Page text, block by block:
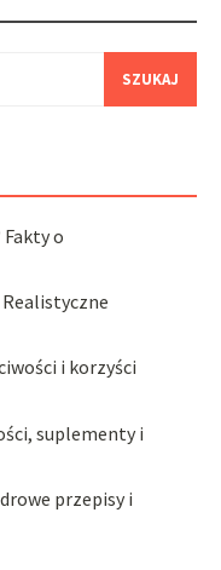
Fakty o
i korzyści
suplementy i
przepisy i